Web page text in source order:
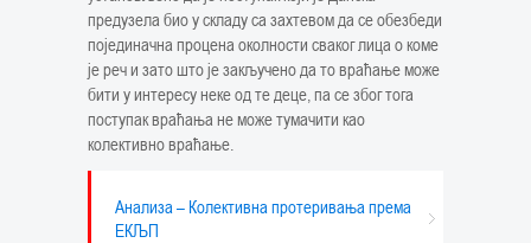
предузела био у складу са захтевом да се обезбеди
појединачна процена околности сваког лица о коме
је реч и зато што је закључено да то враћање може
бити у интересу неке од те деце, па се због тога
поступак враћања не може тумачити као
колективно враћање.
Анализа – Колективна протеривања према
ЕКЉП